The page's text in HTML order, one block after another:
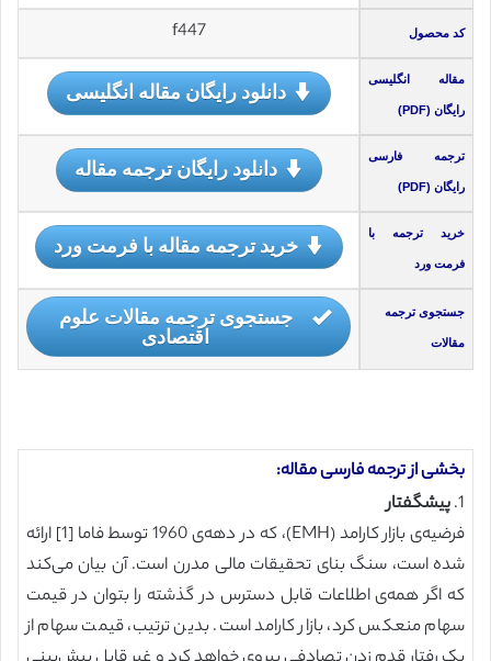
کد محصول f447
مقاله انگلیسی
رایگان (PDF)
دانلود رایگان مقاله انگلیسی
ترجمه فارسی
رایگان (PDF)
دانلود رایگان ترجمه مقاله
خرید ترجمه با
فرمت ورد
خرید ترجمه مقاله با فرمت ورد
جستجوی ترجمه
مقالات
جستجوی ترجمه مقالات علوم
اقتصادی
بخشی از ترجمه فارسی مقاله:
1. پیشگفتار
فرضیه‌ی بازار کارامد (EMH)، که در دهه‌ی 1960 توسط فاما [1] ارائه
شده است، سنگ بنای تحقیقات مالی مدرن است. آن بیان می‌کند
که اگر همه‌ی اطلاعات قابل دسترس در گذشته را بتوان در قیمت
سهام منعکس کرد، بازار کارامد است. بدین ترتیب، قیمت سهام از